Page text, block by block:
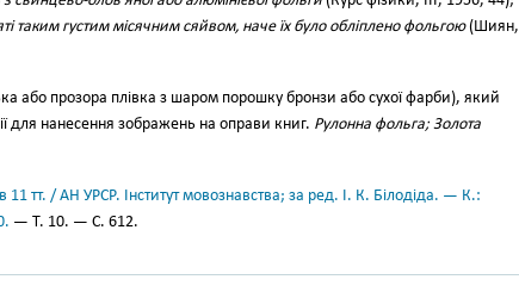
таким густим місячним сяйвом, наче їх було обліплено фольгою(Шиян,
або прозора плівка з шаром порошку бронзи або сухої фарби), який
для нанесення зображень на оправи книг. Рулонна фольга; Золота
11 тт. / АН УРСР. Інститут мовознавства; за ред. І. К. Білодіда. — К.:
— Т. 10. — С. 612.